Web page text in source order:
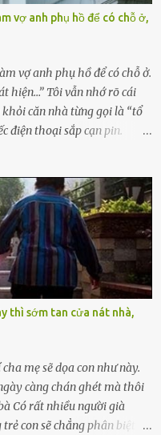
biết chuyện gì xảy ra.
sát công tác tại địa phương,
trong lặng lẽ. Nét mặt đỏ
vợ anh phụ hồ để có chỗ ở,
vợ anh phụ hồ để có chỗ ở.
hiện…” Tôi vẫn nhớ rõ cái
căn nhà từng gọi là “tổ
điện thoại sắp cạn pin.
cái thân bất tài chỉ biết
cánh cửa trước mặt tôi.
bản án lạnh lùng. Tôi
đi đâu, về đâu. Bố mẹ tôi
cũng thưa thớt, chẳng
tôi tá túc. Bạn bè? Ai cũng
từng đặt cược cả thanh
còn lại chính mình. Tôi lên
phố và nỗi đau. Tôi v...
thì sớm tan cửa nát nhà,
mẹ sẽ dọa con như này.
càng chán ghét mà thôi
Có rất nhiều người già
con sẽ chẳng phân biệt